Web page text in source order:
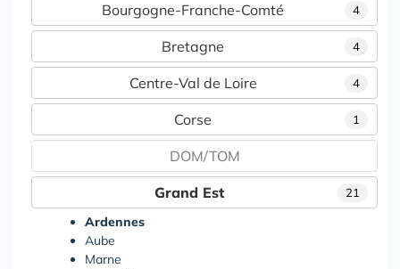
4
Bourgogne-Franche-Comté
4
Bretagne
4
Centre-Val de Loire
1
Corse
DOM/TOM
21
Grand Est
Ardennes
Aube
Marne